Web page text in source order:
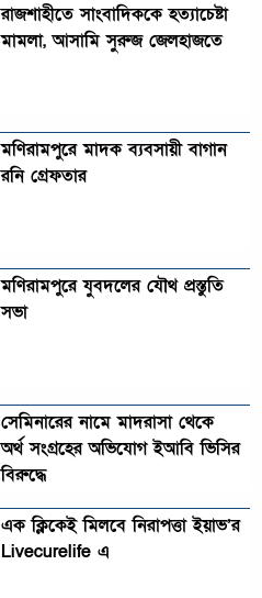
রাজশাহীতে সাংবাদিককে হত্যাচেষ্টা
মামলা, আসামি সুরুজ জেলহাজতে
মণিরামপুরে মাদক ব্যবসায়ী বাগান
রনি গ্রেফতার
মণিরামপুরে যুবদলের যৌথ প্রস্তুতি
সভা
সেমিনারের নামে মাদরাসা থেকে
অর্থ সংগ্রহের অভিযোগ ইআবি ভিসির
বিরুদ্ধে
এক ক্লিকেই মিলবে নিরাপত্তা ইয়াভ’র
Livecurelife এ